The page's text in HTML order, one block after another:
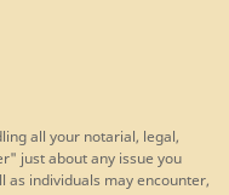
all your notarial, legal,
just about any issue you
as individuals may encounter,